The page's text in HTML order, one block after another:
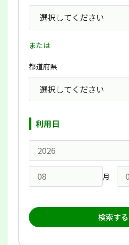
または
都道府県
利用日
月